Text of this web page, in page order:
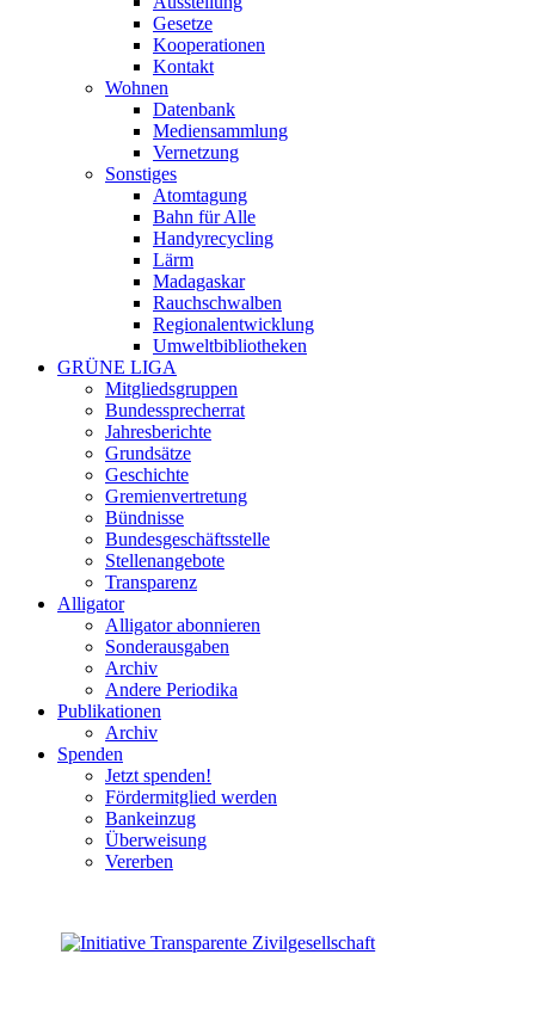
Gesetze
Kooperationen
Kontakt
Wohnen
Datenbank
Mediensammlung
Vernetzung
Sonstiges
Atomtagung
Bahn für Alle
Handyrecycling
Lärm
Madagaskar
Rauchschwalben
Regionalentwicklung
Umweltbibliotheken
GRÜNE LIGA
Mitgliedsgruppen
Bundessprecherrat
Jahresberichte
Grundsätze
Geschichte
Gremienvertretung
Bündnisse
Bundesgeschäftsstelle
Stellenangebote
Transparenz
Alligator
Alligator abonnieren
Sonderausgaben
Archiv
Andere Periodika
Publikationen
Archiv
Spenden
Jetzt spenden!
Fördermitglied werden
Bankeinzug
Überweisung
Vererben